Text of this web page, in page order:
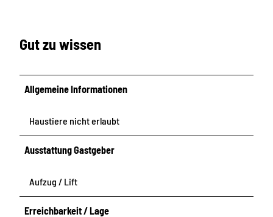
e
a
c
Gut zu wissen
Allgemeine Informationen
Haustiere nicht erlaubt
Ausstattung Gastgeber
Aufzug / Lift
Erreichbarkeit / Lage